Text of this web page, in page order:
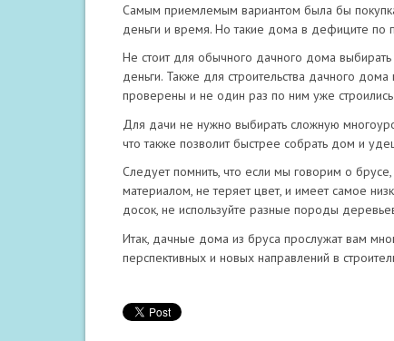
Самым приемлемым вариантом была бы
деньги и время. Но такие дома в дефиците по
Не стоит для обычного дачного дома
деньги. Также для строительства дачного
проверены и не один раз по ним уже
Для дачи не нужно выбирать сложную
что также позволит быстрее собрать дом и
Следует помнить, что если мы говорим о
материалом, не теряет цвет, и имеет самое
досок, не используйте разные породы
Итак, дачные дома из бруса прослужат вам
перспективных и новых направлений в